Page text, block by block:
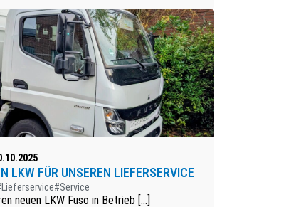
LKW FÜR UNSEREN LIEFERSERVICE
#Service
neuen LKW Fuso in Betrieb [...]